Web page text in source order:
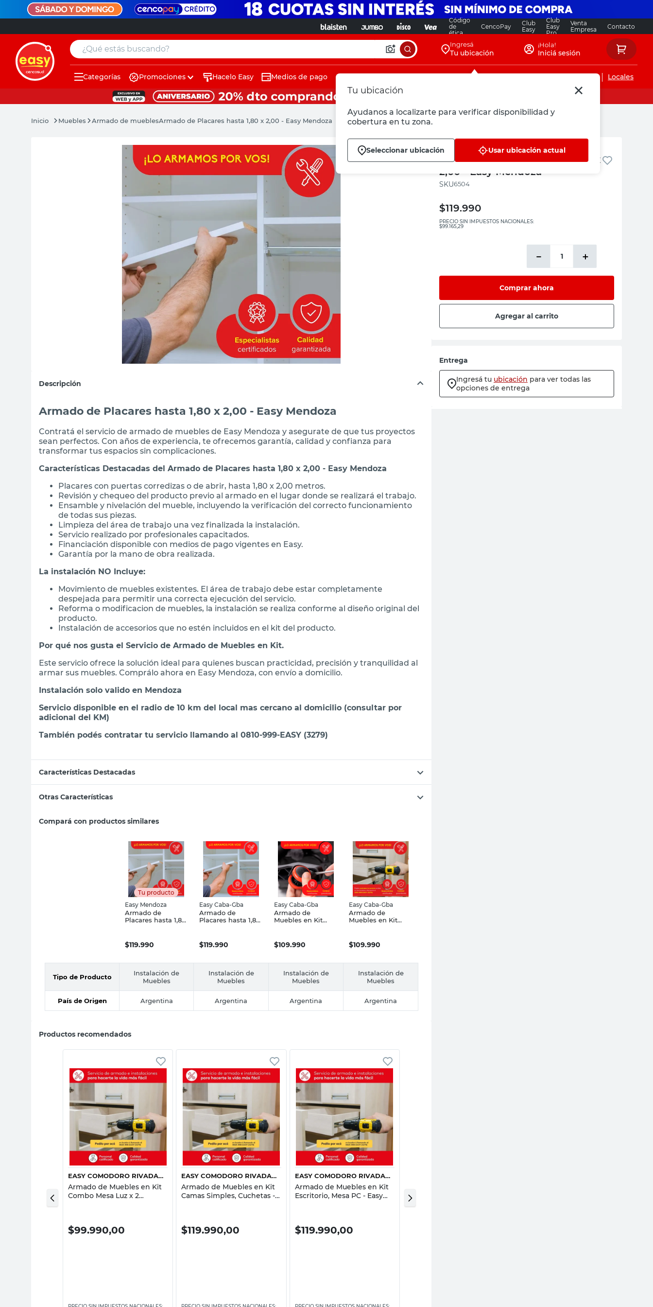
Código
de
ética
CencoPay
Club
Easy
Club
Easy
Pro
Venta
Empresa
Contacto
¿Qué estás buscando? Ingresá
Tu ubicación
Tu ubicación
Ayudanos a localizarte para verificar disponibilidad y
cobertura en tu zona.
Seleccionar ubicación Usar ubicación actual
¡Hola!
Iniciá sesión
Categorías Promociones Hacelo Easy Medios de pago Servicios de instalaciones Locales
Muebles Armado de mueblesArmado de Placares hasta 1,80 x 2,00 - Easy Mendoza
Descripción
Armado de Placares hasta 1,80 x 2,00 - Easy Mendoza
Contratá el servicio de armado de muebles de Easy Mendoza y asegurate de que tus proyectos
sean perfectos. Con años de experiencia, te ofrecemos garantía, calidad y confianza para
transformar tus espacios sin complicaciones.
Características Destacadas del Armado de Placares hasta 1,80 x 2,00 - Easy Mendoza
Placares con puertas corredizas o de abrir, hasta 1,80 x 2,00 metros.
Revisión y chequeo del producto previo al armado en el lugar donde se realizará el trabajo.
Ensamble y nivelación del mueble, incluyendo la verificación del correcto funcionamiento
de todas sus piezas.
Limpieza del área de trabajo una vez finalizada la instalación.
Servicio realizado por profesionales capacitados.
Financiación disponible con medios de pago vigentes en Easy.
Garantía por la mano de obra realizada.
La instalación NO Incluye:
Movimiento de muebles existentes. El área de trabajo debe estar completamente
despejada para permitir una correcta ejecución del servicio.
Reforma o modificacion de muebles, la instalación se realiza conforme al diseño original del
producto.
Instalación de accesorios que no estén incluidos en el kit del producto.
Por qué nos gusta el Servicio de Armado de Muebles en Kit.
Este servicio ofrece la solución ideal para quienes buscan practicidad, precisión y tranquilidad al
armar sus muebles. Comprálo ahora en Easy Mendoza, con envío a domicilio.
Instalación solo valido en Mendoza
Servicio disponible en el radio de 10 km del local mas cercano al domicilio (consultar por
adicional del KM)
También podés contratar tu servicio llamando al 0810-999-EASY (3279)
Características Destacadas
Otras Características
Compará con productos similares
Tu producto
Easy Mendoza
Armado de
Placares hasta 1,80
$119.990
Easy Caba-Gba
Armado de
Placares hasta 1,80
$119.990
Easy Caba-Gba
Armado de
Muebles en Kit
Botineros - Easy
Caba-Gba
$109.990
Easy Caba-Gba
Armado de
Muebles en Kit
$109.990
Tipo de Producto
Instalación de
Muebles
Instalación de
Muebles
Instalación de
Muebles
Instalación de
Muebles
País de Origen Argentina Argentina Argentina Argentina
Productos recomendados
Vista rápida
EASY COMODORO RIVADAVIA
Armado de Muebles en Kit
Combo Mesa Luz x 2
$99.990,00
Vista rápida
EASY COMODORO RIVADAVIA
Armado de Muebles en Kit
Camas Simples, Cuchetas -
$119.990,00
Vista rápida
EASY COMODORO RIVADAVIA
Armado de Muebles en Kit
Escritorio, Mesa PC - Easy
$119.990,00
Combo Dormitorio - Easy
Comodoro Rivadavia
Easy Mendoza
Armado de Placares hasta 1,80 x
2,00 - Easy Mendoza
:6504
$119.990
PRECIO SIN IMPUESTOS NACIONALES:
$99.165,29
＋
－
Comprar ahora
Agregar al carrito
Entrega
Ingresá tu ubicación para ver todas las
opciones de entrega
muebles
ceramica